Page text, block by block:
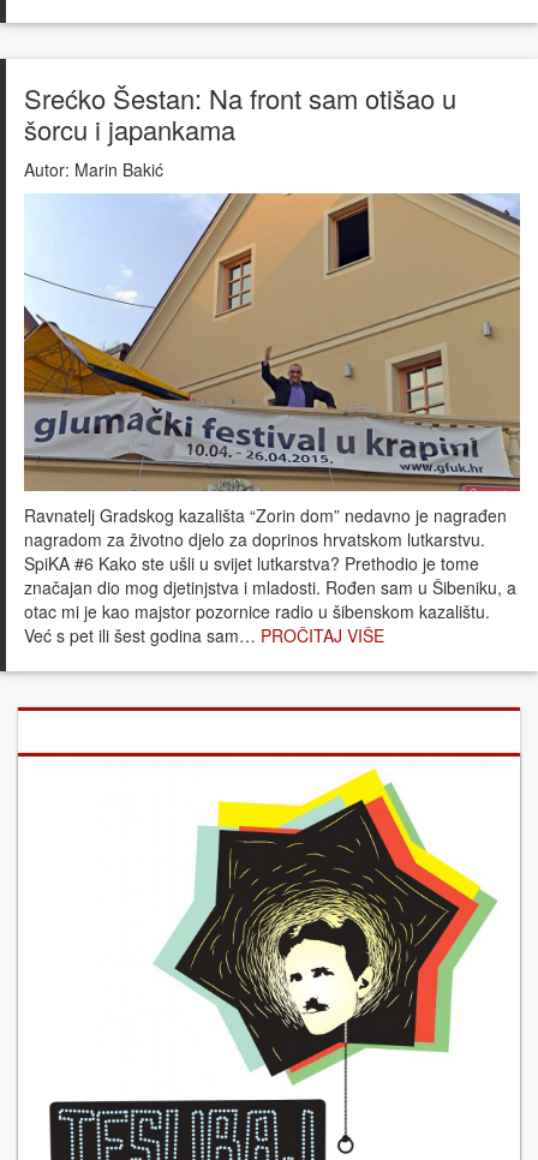
Srećko Šestan: Na front sam otišao u
šorcu i japankama
Autor: Marin Bakić
Ravnatelj Gradskog kazališta “Zorin dom” nedavno je nagrađen
nagradom za životno djelo za doprinos hrvatskom lutkarstvu.
SpiKA #6 Kako ste ušli u svijet lutkarstva? Prethodio je tome
značajan dio mog djetinjstva i mladosti. Rođen sam u Šibeniku, a
otac mi je kao majstor pozornice radio u šibenskom kazalištu.
Već s pet ili šest godina sam… PROČITAJ VIŠE